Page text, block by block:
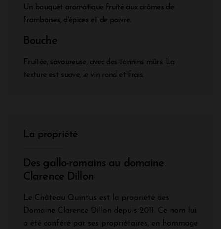
Un bouquet aromatique fruité aux arômes de
framboises, d'épices et de poivre.
Bouche
Fruitée, savoureuse, avec des tannins mûrs. La
texture est suave, le vin rond et frais.
La propriété
Des gallo-romains au domaine
Clarence Dillon
Le Château Quintus est la propriété des
Domaine Clarence Dillon depuis 2011. Ce nom lui
a été conféré par ses propriétaires, en hommage